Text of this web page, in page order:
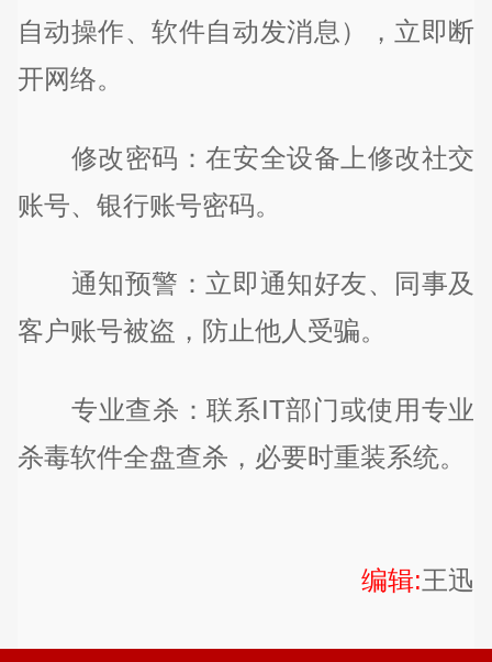
自动操作、软件自动发消息），立即断
开网络。
修改密码：在安全设备上修改社交
账号、银行账号密码。
通知预警：立即通知好友、同事及
客户账号被盗，防止他人受骗。
专业查杀：联系IT部门或使用专业
杀毒软件全盘查杀，必要时重装系统。
编辑:王迅